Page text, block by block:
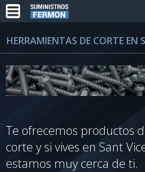
HERRAMIENTAS DE CORTE EN
Te ofrecemos productos
corte y si vives en Sant
estamos muy cerca de ti.